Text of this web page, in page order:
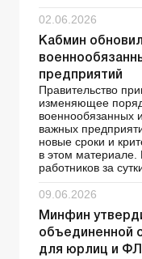
02.06.2026
Кабмин
предприятий
Правительство
изменяющее
военнообязанных
важных
новые сроки и
в этом
работников за
09.06.2026
Минфин
объединенной
для юрлиц и